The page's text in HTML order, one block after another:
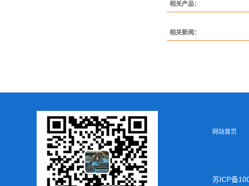
相关产品：
相关新闻：
网站首页
苏ICP备